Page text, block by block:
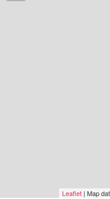
Leaflet | Map